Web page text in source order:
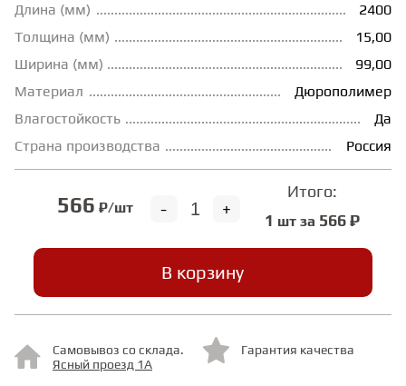
КЛЕЙ
ГРУНТОВКИ
ТЕРМОПАРКЕТ
ЭКОМАССИВ
Длина (мм)
2400
Толщина (мм)
15,00
Ширина (мм)
99,00
Материал
Дюрополимер
Влагостойкость
Да
Страна производства
Россия
566 ₽/шт +
-
Итого:
1 шт за 566 ₽
В корзину
Самовывоз со склада.
Ясный проезд 1А
Гарантия качества